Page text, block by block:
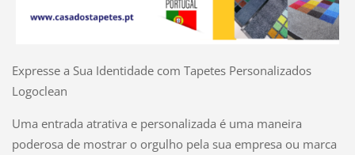
Expresse a Sua Identidade com Tapetes Personalizados
Logoclean
Uma entrada atrativa e personalizada é uma maneira
poderosa de mostrar o orgulho pela sua empresa ou marca